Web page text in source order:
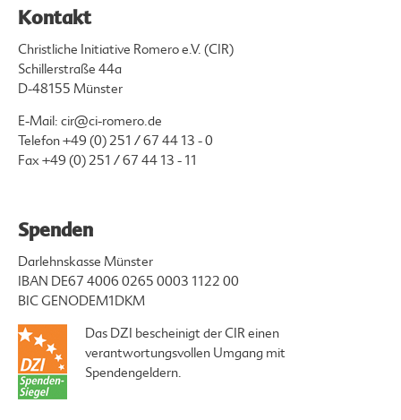
Kontakt
Christliche Initiative Romero e.V. (CIR)
Schillerstraße 44a
D-48155 Münster
E-Mail: cir@ci-romero.de
Telefon+49 (0) 251 / 67 44 13 - 0
Fax +49 (0) 251 / 67 44 13 - 11
Spenden
Darlehnskasse Münster
IBAN DE67 4006 0265 0003 1122 00
BIC GENODEM1DKM
Das DZI bescheinigt der CIR einen
verantwortungsvollen Umgang mit
Spendengeldern.